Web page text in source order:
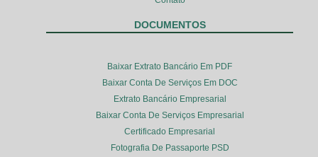
DOCUMENTOS
Baixar Extrato Bancário Em PDF
Baixar Conta De Serviços Em DOC
Extrato Bancário Empresarial
Baixar Conta De Serviços Empresarial
Certificado Empresarial
Fotografia De Passaporte PSD